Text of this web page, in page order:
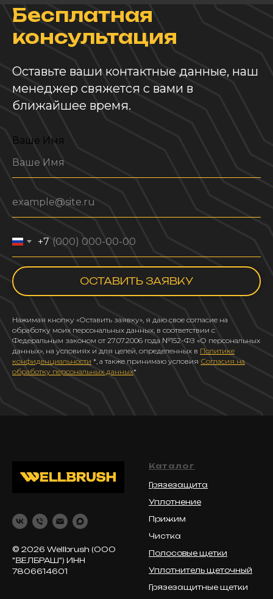
Бесплатная
консультация
Оставьте ваши контактные данные, наш
менеджер свяжется с вами в
ближайшее время.
Ваше Имя
+7
ОСТАВИТЬ ЗАЯВКУ
Нажимая кнопку «Оставить заявку», я даю свое согласие на
обработку моих персональных данных, в соответствии с
Федеральным законом от 27.07.2006 года №152-ФЗ «О персональных
данных», на условиях и для целей, определенных в Политике
конфиденциальности *, а также принимаю условия Согласия на
обработку персональных данных*
© 2026 Wellbrush (ООО
"ВЕЛБРАШ") ИНН
7806614601
Каталог
Грязезащита
Уплотнение
Прижим
Чистка
Полосовые щетки
Уплотнитель щеточный
Грязезащитные щетки